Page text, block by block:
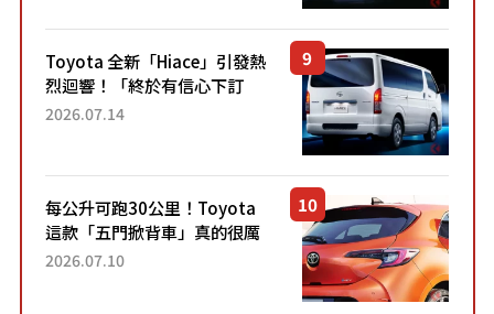
「三...
Toyota 全新「Hiace」引發熱
烈迴響！「終於有信心下訂
了！」「哪個等級交車最
車？...
2026.07.14
每公升可跑30公里！Toyota
這款「五門掀背車」真的很厲
害！ 擁有全長4.3公尺的「剛剛
2026.07.10